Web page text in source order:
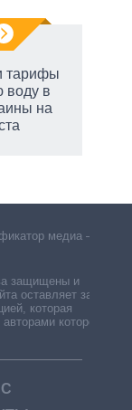
тарифы
воду в
на
медиа –
защищены и
оставляет за
которая
которой